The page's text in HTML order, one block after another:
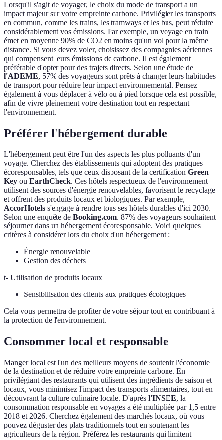
Lorsqu'il s'agit de voyager, le choix du mode de transport a un
impact majeur sur votre empreinte carbone. Privilégier les transports
en commun, comme les trains, les tramways et les bus, peut réduire
considérablement vos émissions. Par exemple, un voyage en train
émet en moyenne 90% de CO2 en moins qu'un vol pour la même
distance. Si vous devez voler, choisissez des compagnies aériennes
qui compensent leurs émissions de carbone. Il est également
préférable d'opter pour des trajets directs. Selon une étude de
l'ADEME, 57% des voyageurs sont prêts à changer leurs habitudes
de transport pour réduire leur impact environnemental. Pensez
également à vous déplacer à vélo ou à pied lorsque cela est possible,
afin de vivre pleinement votre destination tout en respectant
l'environnement.
Préférer l'hébergement durable
L'hébergement peut être l'un des aspects les plus polluants d'un
voyage. Cherchez des établissements qui adoptent des pratiques
écoresponsables, tels que ceux disposant de la certification Green
Key ou EarthCheck. Ces hôtels respectueux de l'environnement
utilisent des sources d'énergie renouvelables, favorisent le recyclage
et offrent des produits locaux et biologiques. Par exemple,
AccorHotels s'engage à rendre tous ses hôtels durables d'ici 2030.
Selon une enquête de Booking.com, 87% des voyageurs souhaitent
séjourner dans un hébergement écoresponsable. Voici quelques
critères à considérer lors du choix d'un hébergement :
Énergie renouvelable
Gestion des déchets
t- Utilisation de produits locaux
Sensibilisation des clients aux pratiques écologiques
Cela vous permettra de profiter de votre séjour tout en contribuant à
la protection de l'environnement.
Consommer local et responsable
Manger local est l'un des meilleurs moyens de soutenir l'économie
de la destination et de réduire votre empreinte carbone. En
privilégiant des restaurants qui utilisent des ingrédients de saison et
locaux, vous minimisez l'impact des transports alimentaires, tout en
découvrant la culture culinaire locale. D'après l'INSEE, la
consommation responsable en voyages a été multipliée par 1,5 entre
2018 et 2026. Cherchez également des marchés locaux, où vous
pouvez déguster des plats traditionnels tout en soutenant les
agriculteurs de la région. Préférez les restaurants qui limitent